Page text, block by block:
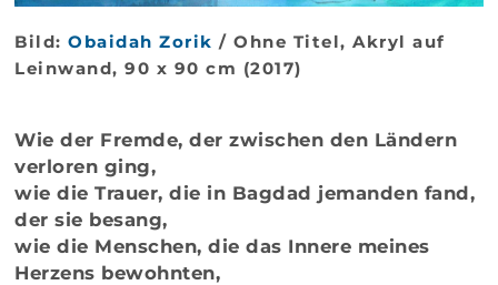
Bild:Obaidah Zorik / Ohne Titel, Akryl auf
Leinwand, 90 x 90 cm (2017)
Wie der Fremde, der zwischen den Ländern
verloren ging,
wie die Trauer, die in Bagdad jemanden fand,
der sie besang,
wie die Menschen, die das Innere meines
Herzens bewohnten,